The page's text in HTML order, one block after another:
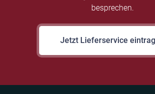
besprechen.
Jetzt Lieferservice